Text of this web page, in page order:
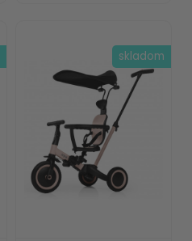
skladom